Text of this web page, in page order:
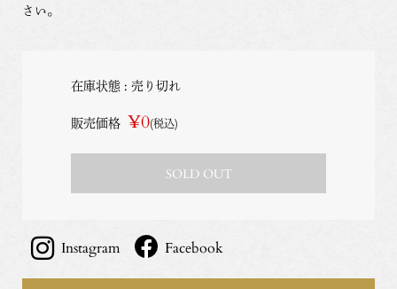
さい。
在庫状態 : 売り切れ
販売価格 ¥0(税込)
SOLD OUT
Instagram Facebook